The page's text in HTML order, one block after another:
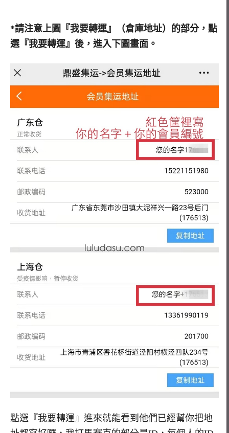
*請注意上圖『我要轉運』（倉庫地址）的部分，點
選『我要轉運』後，進入下圖畫面。
點選『我要轉運』進來就能看到他們已經幫你把地